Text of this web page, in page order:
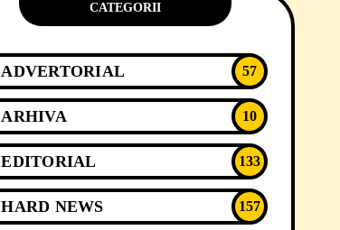
CATEGORII
ADVERTORIAL 57
ARHIVA 10
EDITORIAL 133
HARD NEWS 157